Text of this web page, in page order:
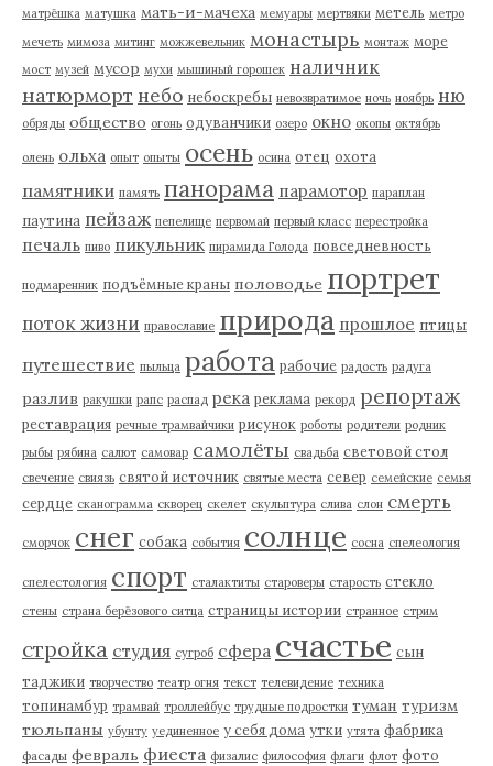
матрёшка матушка мать-и-мачеха мемуары мертвяки метель метро
мечеть мимоза митинг можжевельник монастырь монтаж море
мост музей мусор мухи мышиный горошек наличник
натюрморт небо небоскребы невозвратимое ночь ноябрь ню
обряды общество огонь одуванчики озеро окно окопы октябрь
олень ольха опыт опыты осень осина отец охота
памятники память панорама парамотор параплан
паутина пейзаж пепелище первомай первый класс перестройка
печаль пиво пикульник пирамида Голода повседневность
подмаренник подъёмные краны половодье портрет
поток жизни православие природа прошлое птицы
путешествие пыльца работа рабочие радость радуга
разлив ракушки рапс распад река реклама рекорд репортаж
реставрация речные трамвайчики рисунок роботы родители родник
рыбы рябина салют самовар самолёты свадьба световой стол
свечение свиязь святой источник святые места север семейские семья
сердце сканограмма скворец скелет скульптура слива слон смерть
сморчок снег собака события солнце сосна спелеология
спелестология спорт сталактиты староверы старость стекло
стены страна берёзового ситца страницы истории странное стрим
стройка студия сугроб сфера счастье сын
таджики творчество театр огня текст телевидение техника
топинамбур трамвай троллейбус трудные подростки туман туризм
тюльпаны убунту уединенное у себя дома утки утята фабрика
фасады февраль фиеста физалис философия флаги флот фото